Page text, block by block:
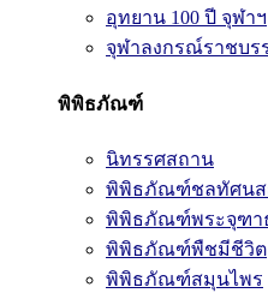
อุทยาน 100 ปี จุฬาฯ
จุฬาลงกรณ์ราชบร
พิพิธภัณฑ์
นิทรรศสถาน
พิพิธภัณฑ์ชลทัศนส
พิพิธภัณฑ์พระจุฑา
พิพิธภัณฑ์พืชมีชีวิต
พิพิธภัณฑ์สมุนไพร